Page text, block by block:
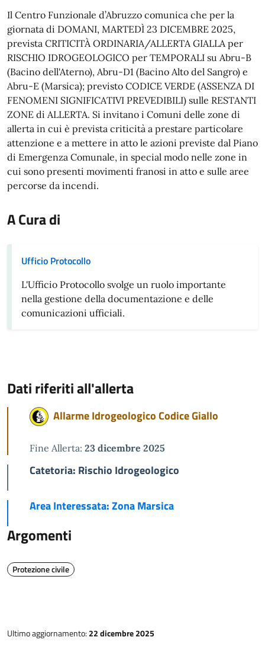
Il Centro Funzionale d’Abruzzo comunica che per la
giornata di DOMANI, MARTEDÌ 23 DICEMBRE 2025,
prevista CRITICITÀ ORDINARIA/ALLERTA GIALLA per
RISCHIO IDROGEOLOGICO per TEMPORALI su Abru-B
(Bacino dell'Aterno), Abru-D1 (Bacino Alto del Sangro) e
Abru-E (Marsica); previsto CODICE VERDE (ASSENZA DI
FENOMENI SIGNIFICATIVI PREVEDIBILI) sulle RESTANTI
ZONE di ALLERTA. Si invitano i Comuni delle zone di
allerta in cui è prevista criticità a prestare particolare
attenzione e a mettere in atto le azioni previste dal Piano
di Emergenza Comunale, in special modo nelle zone in
cui sono presenti movimenti franosi in atto e sulle aree
percorse da incendi.
A Cura di
Ufficio Protocollo
L'Ufficio Protocollo svolge un ruolo importante
nella gestione della documentazione e delle
comunicazioni ufficiali.
Dati riferiti all'allerta
Allarme Idrogeologico Codice Giallo
Fine Allerta: 23 dicembre 2025
Catetoria: Rischio Idrogeologico
Area Interessata: Zona Marsica
Argomenti
Protezione civile
Ultimo aggiornamento: 22 dicembre 2025